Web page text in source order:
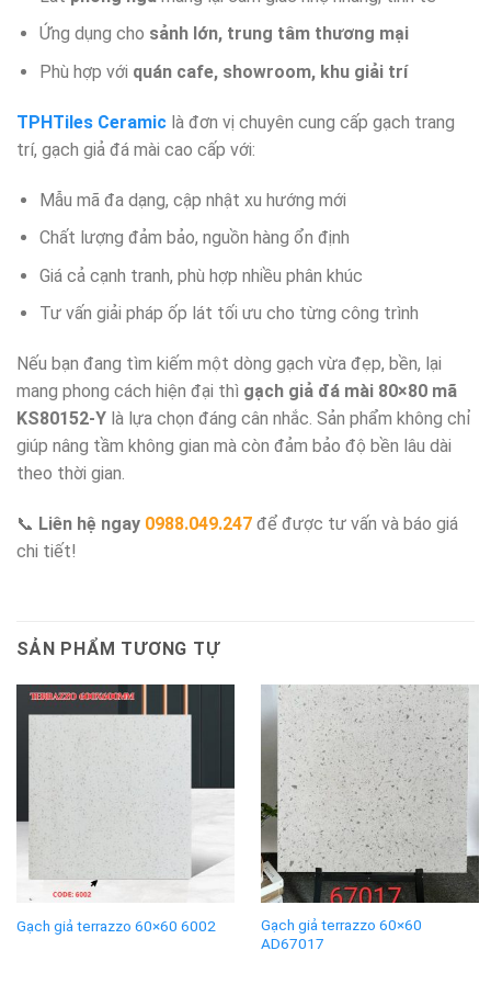
Ứng dụng cho sảnh lớn, trung tâm thương mại
Phù hợp với quán cafe, showroom, khu giải trí
TPHTiles Ceramic là đơn vị chuyên cung cấp gạch trang
trí, gạch giả đá mài cao cấp với:
Mẫu mã đa dạng, cập nhật xu hướng mới
Chất lượng đảm bảo, nguồn hàng ổn định
Giá cả cạnh tranh, phù hợp nhiều phân khúc
Tư vấn giải pháp ốp lát tối ưu cho từng công trình
Nếu bạn đang tìm kiếm một dòng gạch vừa đẹp, bền, lại
mang phong cách hiện đại thì gạch giả đá mài 80×80 mã
KS80152-Y là lựa chọn đáng cân nhắc. Sản phẩm không chỉ
giúp nâng tầm không gian mà còn đảm bảo độ bền lâu dài
theo thời gian.
📞 Liên hệ ngay 0988.049.247 để được tư vấn và báo giá
chi tiết!
SẢN PHẨM TƯƠNG TỰ
Gạch giả terrazzo 60×60 6002
Gạch giả terrazzo 60×60
AD67017